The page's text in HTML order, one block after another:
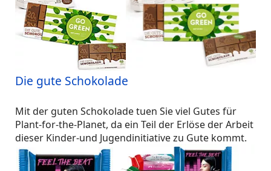
Die gute Schokolade
Mit der guten Schokolade tuen Sie viel Gutes für
Plant-for-the-Planet, da ein Teil der Erlöse der Arbeit
dieser Kinder-und Jugendinitiative zu Gute kommt.